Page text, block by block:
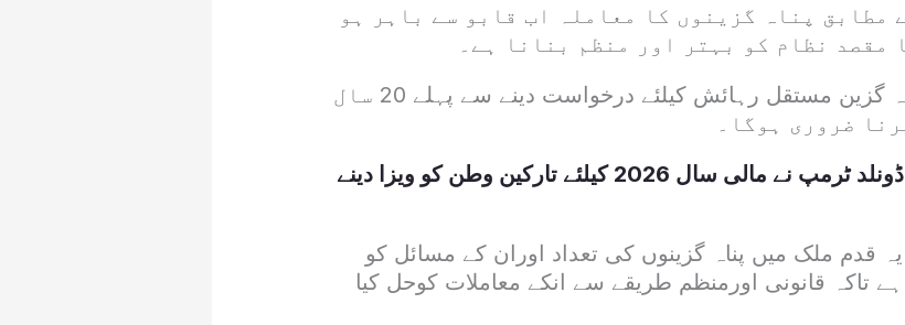
مطابق پناہ گزینوں کا معاملہ اب قابو سے باہر ہو
مقصد نظام کو بہتر اور منظم بنانا ہے۔
اس نئے منصوبے کے تحت پناہ گزین مستقل رہائش کیلئے درخواست دینے سے پہلے 20 سال
ضروری ہوگا۔
امریکی صدر ڈونلد ٹرمپ نے مالی سال 2026 کیلئے تارکین وطن کو ویزا دینے
قدم ملک میں پناہ گزینوں کی تعداد اوران کے مسائل کو
ہے تاکہ قانونی اورمنظم طریقے سے انکے معاملات کوحل کیا